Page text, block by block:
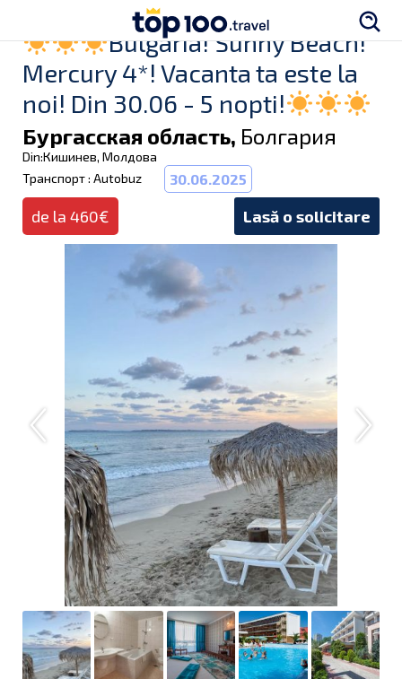
Bulgaria! Sunny Beach!
Mercury 4*! Vacanta ta este la
noi! Din 30.06 - 5 nopti!
Бургасская область, Болгария
Din:Кишинев, Молдова
Транспорт : Autobuz
30.06.2025
de la 460€ Lasă o solicitare